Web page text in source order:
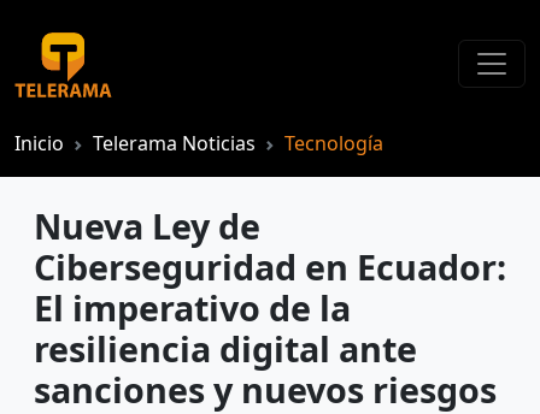
Inicio Telerama Noticias Tecnología
Nueva Ley de
Ciberseguridad en Ecuador:
El imperativo de la
resiliencia digital ante
sanciones y nuevos riesgos